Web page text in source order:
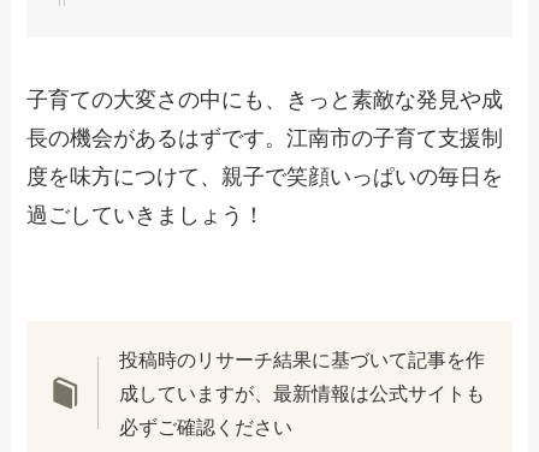
子育ての大変さの中にも、きっと素敵な発見や成
長の機会があるはずです。江南市の子育て支援制
度を味方につけて、親子で笑顔いっぱいの毎日を
過ごしていきましょう！
投稿時のリサーチ結果に基づいて記事を作
成していますが、最新情報は公式サイトも
必ずご確認ください